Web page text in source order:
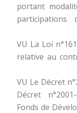
portant
VU La Loi
relative au
VU Le Décret
Décret
Fonds de